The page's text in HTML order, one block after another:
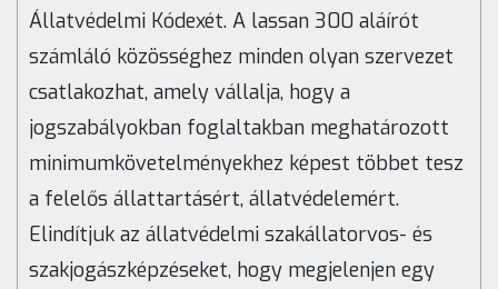
Állatvédelmi Kódexét. A lassan 300 aláírót
számláló közösséghez minden olyan szervezet
csatlakozhat, amely vállalja, hogy a
jogszabályokban foglaltakban meghatározott
minimumkövetelményekhez képest többet tesz
a felelős állattartásért, állatvédelemért.
Elindítjuk az állatvédelmi szakállatorvos- és
szakjogászképzéseket, hogy megjelenjen egy